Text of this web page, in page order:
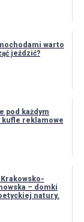
warto
jeździć?
pod każdym
kufle reklamowe
– domki
natury.